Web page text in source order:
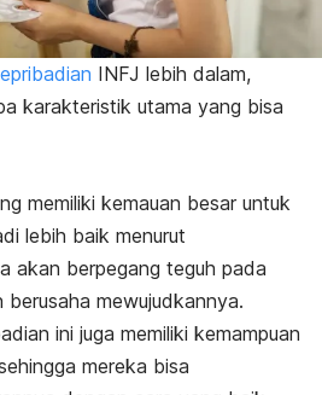
INFJ lebih dalam,
karakteristik utama yang bisa
memiliki kemauan besar untuk
lebih baik menurut
akan berpegang teguh pada
mewujudkannya.
ini juga memiliki kemampuan
mereka bisa